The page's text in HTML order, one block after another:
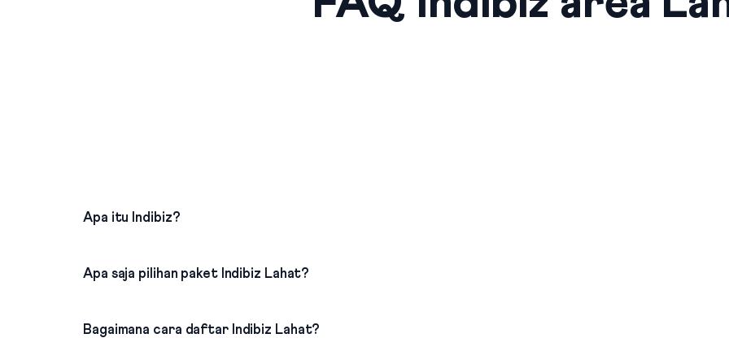
Apa itu Indibiz?
Apa saja pilihan paket Indibiz Lahat?
Bagaimana cara daftar Indibiz Lahat?